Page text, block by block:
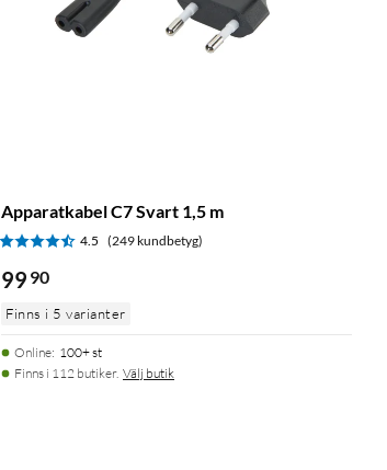
Apparatkabel C7 Svart 1,5 m
4.5 (249 kundbetyg)
99 90
Finns i 5 varianter
Online: 100+ st
Finns i 112 butiker. Välj butik